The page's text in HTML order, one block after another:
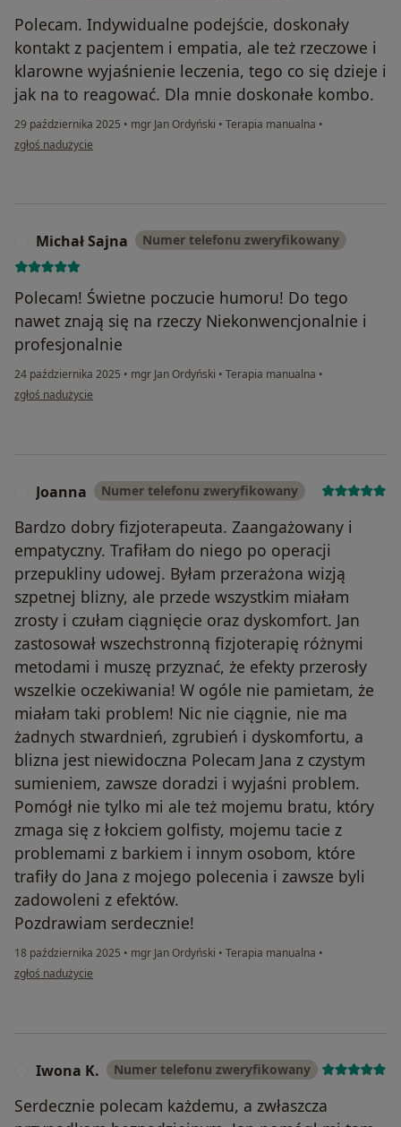
Polecam. Indywidualne podejście, doskonały
kontakt z pacjentem i empatia, ale też rzeczowe i
klarowne wyjaśnienie leczenia, tego co się dzieje i
jak na to reagować. Dla mnie doskonałe kombo.
29 października 2025 • mgr Jan Ordyński • Terapia manualna •
w opinii użytkownika Anna
zgłoś nadużycie
Michał Sajna Numer telefonu zweryfikowany
Polecam! Świetne poczucie humoru! Do tego
nawet znają się na rzeczy Niekonwencjonalnie i
profesjonalnie
24 października 2025 • mgr Jan Ordyński • Terapia manualna •
w opinii użytkownika Michał Sajna
zgłoś nadużycie
Joanna Numer telefonu zweryfikowany
Bardzo dobry fizjoterapeuta. Zaangażowany i
empatyczny. Trafiłam do niego po operacji
przepukliny udowej. Byłam przerażona wizją
szpetnej blizny, ale przede wszystkim miałam
zrosty i czułam ciągnięcie oraz dyskomfort. Jan
zastosował wszechstronną fizjoterapię różnymi
metodami i muszę przyznać, że efekty przerosły
wszelkie oczekiwania! W ogóle nie pamietam, że
miałam taki problem! Nic nie ciągnie, nie ma
żadnych stwardnień, zgrubień i dyskomfortu, a
blizna jest niewidoczna Polecam Jana z czystym
sumieniem, zawsze doradzi i wyjaśni problem.
Pomógł nie tylko mi ale też mojemu bratu, który
zmaga się z łokciem golfisty, mojemu tacie z
problemami z barkiem i innym osobom, które
trafiły do Jana z mojego polecenia i zawsze byli
zadowoleni z efektów.
Pozdrawiam serdecznie!
18 października 2025 • mgr Jan Ordyński • Terapia manualna •
w opinii użytkownika Joanna
zgłoś nadużycie
Iwona K. Numer telefonu zweryfikowany
Serdecznie polecam każdemu, a zwłaszcza